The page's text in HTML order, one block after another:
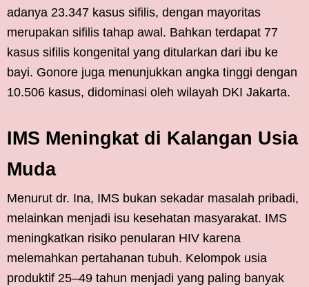
adanya 23.347 kasus sifilis, dengan mayoritas
merupakan sifilis tahap awal. Bahkan terdapat 77
kasus sifilis kongenital yang ditularkan dari ibu ke
bayi. Gonore juga menunjukkan angka tinggi dengan
10.506 kasus, didominasi oleh wilayah DKI Jakarta.
IMS Meningkat di Kalangan Usia
Muda
Menurut dr. Ina, IMS bukan sekadar masalah pribadi,
melainkan menjadi isu kesehatan masyarakat. IMS
meningkatkan risiko penularan HIV karena
melemahkan pertahanan tubuh. Kelompok usia
produktif 25–49 tahun menjadi yang paling banyak